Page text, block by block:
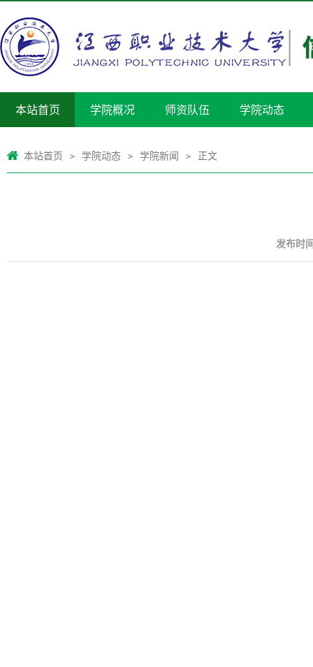
本站首页 学院概况 师资队伍 学院动态
本站首页 > 学院动态 > 学院新闻 > 正文
发布时